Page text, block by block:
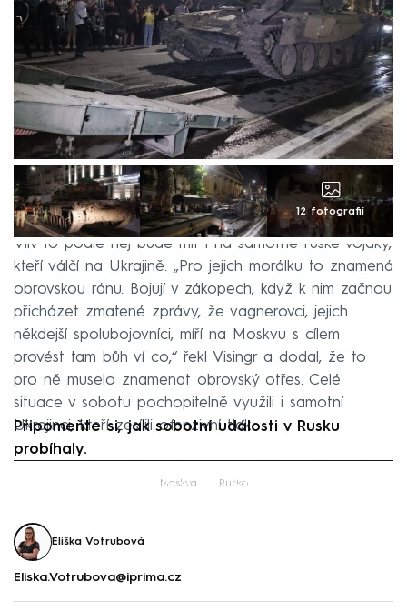
12 fotografií
Vliv to podle něj bude mít i na samotné ruské vojáky,
kteří válčí na Ukrajině. „Pro jejich morálku to znamená
obrovskou ránu. Bojují v zákopech, když k nim začnou
přicházet zmatené zprávy, že vagnerovci, jejich
někdejší spolubojovníci, míří na Moskvu s cílem
provést tam bůh ví co,“ řekl Visingr a dodal, že to
pro ně muselo znamenat obrovský otřes. Celé
situace v sobotu pochopitelně využili i samotní
Ukrajinci, kteří zesílili ofenzivní tlak.
Připomeňte si, jak sobotní události v Rusku
probíhaly.
Failed to fetch
Moskva Rusko
Eliška Votrubová
Eliska.Votrubova@iprima.cz